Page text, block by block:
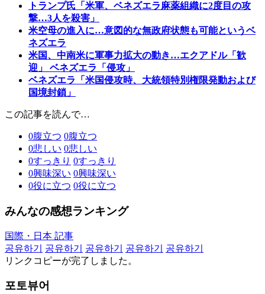
トランプ氏「米軍、ベネズエラ麻薬組織に2度目の攻
撃…3人を殺害」
米空母の進入に…意図的な無政府状態も可能というベ
ネズエラ
米国、中南米に軍事力拡大の動き…エクアドル「歓
迎」 ベネズエラ「侵攻」
ベネズエラ「米国侵攻時、大統領特別権限発動および
国境封鎖」
この記事を読んで…
0腹立つ 0腹立つ
0悲しい 0悲しい
0すっきり 0すっきり
0興味深い 0興味深い
0役に立つ 0役に立つ
みんなの感想ランキング
国際・日本 記事
공유하기
공유하기 공유하기 공유하기
공유하기
リンクコピーが完了しました。
포토뷰어